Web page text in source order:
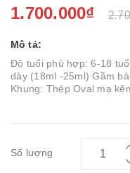
1.700.000₫
Mô tả:
Độ tuổi phù hợp: 6-18 tuổi Mặt bàn: Gỗ Cao su ghép phủ PU
dày (18ml -25ml) Gầm
Khung: Thép Oval mạ
Số lượng